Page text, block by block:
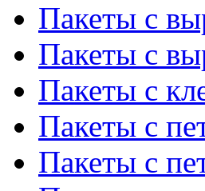
Пакеты с
Пакеты с
Пакеты с
Пакеты с
Пакеты с